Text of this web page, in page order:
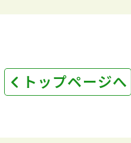
トップページへ